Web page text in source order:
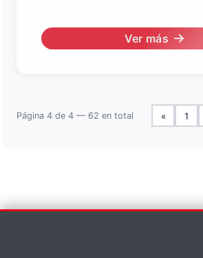
Ver más
Página 4 de 4 — 62 en total « 1